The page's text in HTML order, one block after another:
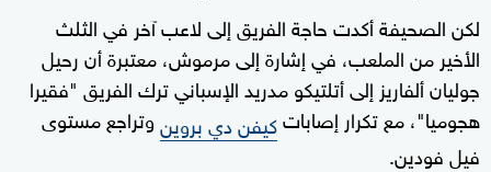
لكن الصحيفة أكدت حاجة الفريق إلى لاعب آخر في الثلث
الأخير من الملعب، في إشارة إلى مرموش، معتبرة أن رحيل
جوليان ألفاريز إلى أتلتيكو مدريد الإسباني ترك الفريق "فقيرا
هجوميا"، مع تكرار إصاباتكيفن دي بروينوتراجع مستوى
فيل فودين.